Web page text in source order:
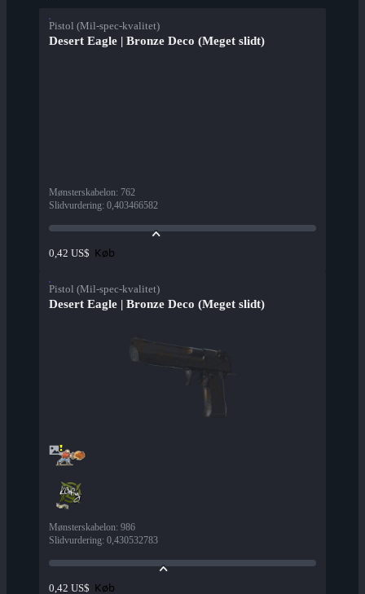
Pistol (Mil-spec-kvalitet)
Desert Eagle | Bronze Deco (Meget slidt)
Mønsterskabelon: 762
Slidvurdering: 0,403466582
0,42 US$ Køb
Pistol (Mil-spec-kvalitet)
Desert Eagle | Bronze Deco (Meget slidt)
Mønsterskabelon: 986
Slidvurdering: 0,430532783
0,42 US$ Køb